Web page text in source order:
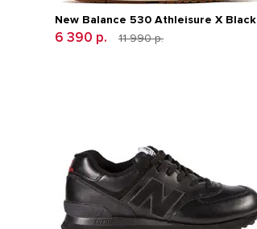
New Balance 530 Athleisure X Black
6 390 р. 11 990 р.